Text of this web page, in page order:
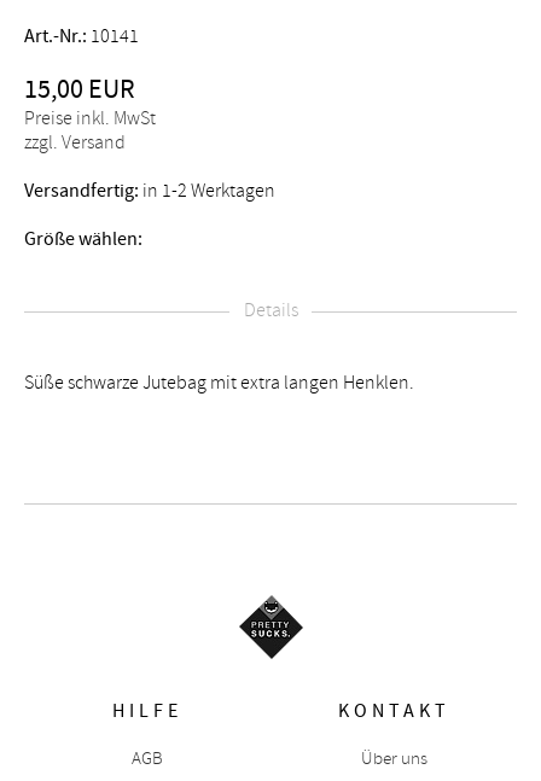
Art.-Nr.: 10141
15,00 EUR
Preise inkl. MwSt
zzgl. Versand
Versandfertig: in 1-2 Werktagen
Größe wählen:
Details
Süße schwarze Jutebag mit extra langen Henklen.
HILFE
AGB
KONTAKT
Über uns